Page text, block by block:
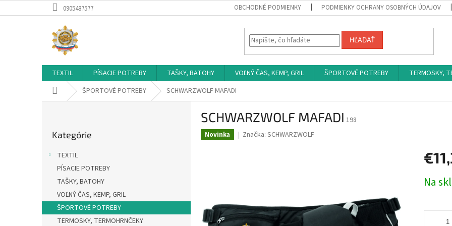
na
0905487577 OBCHODNÉ PODMIENKY PODMIENKY OCHRANY OSOBNÝCH ÚDAJOV
HĽADAŤ
TEXTIL PÍSACIE POTREBY TAŠKY, BATOHY VOĽNÝ ČAS, KEMP, GRIL ŠPORTOVÉ POTREBY TERMOSKY,
DomovŠPORTOVÉ POTREBY SCHWARZWOLF MAFADI
kategórie
Kategórie
TEXTIL
PÍSACIE POTREBY
TAŠKY, BATOHY
VOĽNÝ ČAS, KEMP, GRIL
ŠPORTOVÉ POTREBY
TERMOSKY, TERMOHRNČEKY
SCHWARZWOLF MAFADI 198
Novinka Značka: SCHWARZWOLF
cena:
Na